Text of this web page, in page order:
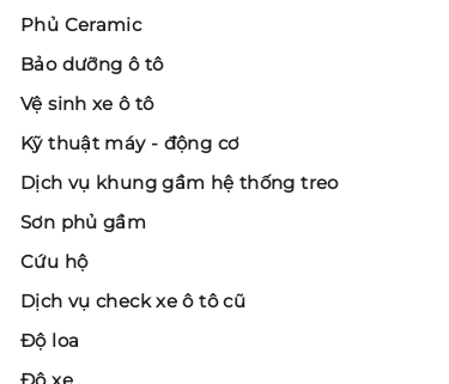
Phủ Ceramic
Bảo dưỡng ô tô
Vệ sinh xe ô tô
Kỹ thuật máy - động cơ
Dịch vụ khung gầm hệ thống treo
Sơn phủ gầm
Cứu hộ
Dịch vụ check xe ô tô cũ
Độ loa